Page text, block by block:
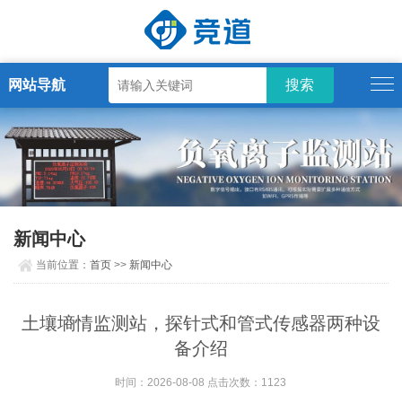
网站导航
新闻中心
当前位置：首页 >> 新闻中心
土壤墒情监测站，探针式和管式传感器两种设
备介绍
时间：2026-08-08 点击次数：1123